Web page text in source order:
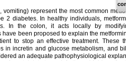
vomiting) represent the most common
2 diabetes. In healthy individuals,
In the colon, it acts locally by
been proposed to explain the
to stop an effective treatment. These
in incretin and glucose metabolism, and
an adequate pathophysiological